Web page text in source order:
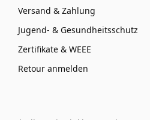
Versand & Zahlung
Jugend- & Gesundheitsschutz
Zertifikate & WEEE
Retour anmelden